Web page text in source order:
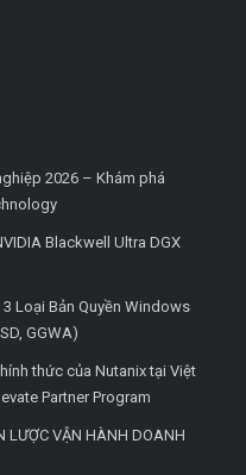
2026 – Khám phá
Blackwell Ultra DGX
Loại Bản Quyền Windows
GGWA)
thức của Nutanix tại Việt
Partner Program
LƯỢC VẬN HÀNH DOANH